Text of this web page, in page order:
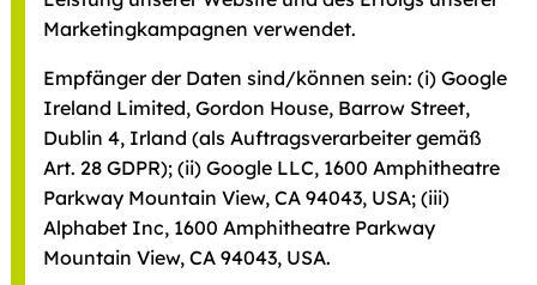
Marketingkampagnen verwendet.
Empfänger der Daten sind/können sein: (i) Google
Ireland Limited, Gordon House, Barrow Street,
Dublin 4, Irland (als Auftragsverarbeiter gemäß
Art. 28 GDPR); (ii) Google LLC, 1600 Amphitheatre
Parkway Mountain View, CA 94043, USA; (iii)
Alphabet Inc, 1600 Amphitheatre Parkway
Mountain View, CA 94043, USA.